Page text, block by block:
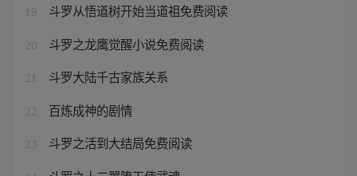
19 斗罗从悟道树开始当道祖免费阅读
20 斗罗之龙鹰觉醒小说免费阅读
21 斗罗大陆千古家族关系
22 百炼成神的剧情
23 斗罗之活到大结局免费阅读